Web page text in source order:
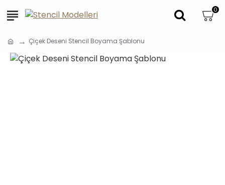
0
Çiçek Deseni Stencil Boyama Şablonu